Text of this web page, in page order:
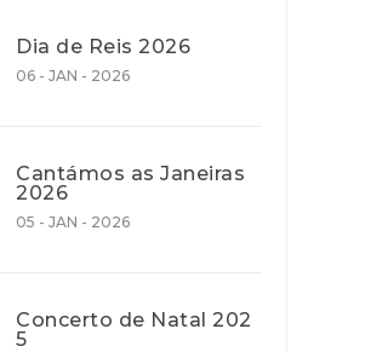
Dia de Reis 2026
06 - JAN - 2026
Cantámos as Janeiras
2026
05 - JAN - 2026
Concerto de Natal 202
5